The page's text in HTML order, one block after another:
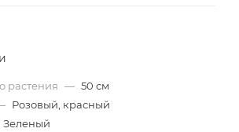
растения — 50 см
Розовый, красный
Зеленый